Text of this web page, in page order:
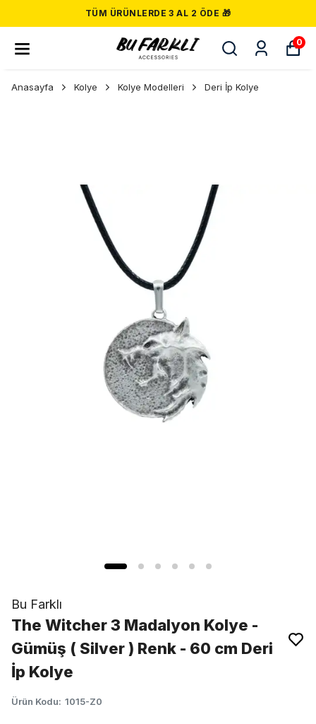
TÜM ÜRÜNLERDE 3 AL 2 ÖDE 🎁
0
Anasayfa Kolye Kolye Modelleri Deri İp Kolye
Bu Farklı
The Witcher 3 Madalyon Kolye -
Gümüş ( Silver ) Renk - 60 cm Deri
İp Kolye
Ürün Kodu: 1015-Z0